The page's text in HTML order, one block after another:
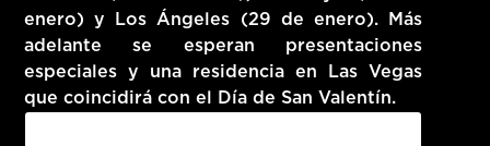
enero) y Los Ángeles (29 de enero). Más
adelante se esperan presentaciones
especiales y una residencia en
Las Vegas
que coincidirá con el Día de San Valentín.